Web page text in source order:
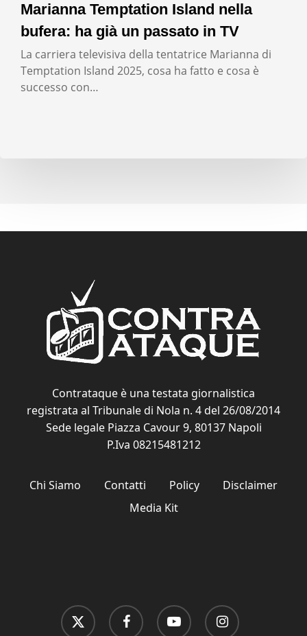
Marianna Temptation Island nella
bufera: ha già un passato in TV
La carriera televisiva della tentatrice Marianna di
Temptation Island 2025, cosa ha fatto e cosa è
successo con…
Contrataque è una testata giornalistica
registrata al Tribunale di Nola n. 4 del 26/08/2014
Sede legale Piazza Cavour 9, 80137 Napoli
P.Iva 08215481212
Chi Siamo Contatti Policy
Disclaimer
Media Kit
x-
twitter
facebook youtube instagram